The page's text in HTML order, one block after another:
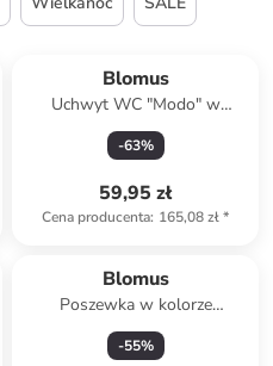
Blomus
Uchwyt WC "Modo" w
kolorze szarym na papier
toaletowy - 13 x 9 cm
-63%
59,95 zł
Cena producenta: 165,08 zł*
Blomus
Poszewka w kolorze
jasnobrązowym na poduszkę -
40 x 40 cm
-55%